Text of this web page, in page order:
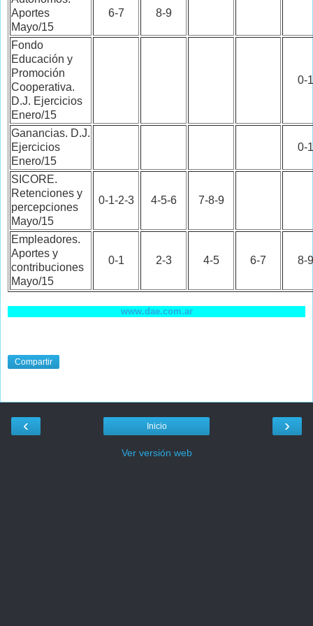
Aportes
Mayo/15
6-7 8-9
Fondo
Educación y
Promoción
Cooperativa.
D.J. Ejercicios
Enero/15
0-1
Ganancias. D.J.
Ejercicios
Enero/15
0-1
SICORE.
Retenciones y
percepciones
Mayo/15
0-1-2-3 4-5-6 7-8-9
Empleadores.
Aportes y
contribuciones
Mayo/15
0-1 2-3 4-5 6-7 8-9
www.dae.com.ar
Compartir
‹ ›
Inicio
Ver versión web